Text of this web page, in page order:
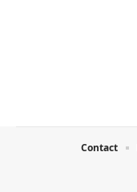
Contact